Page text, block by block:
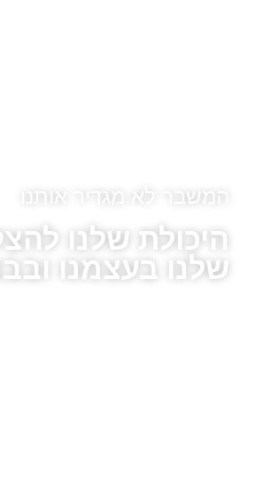
המשבר לא מגדיר אותנו
היכולת שלנו
שלנו בעצמנו